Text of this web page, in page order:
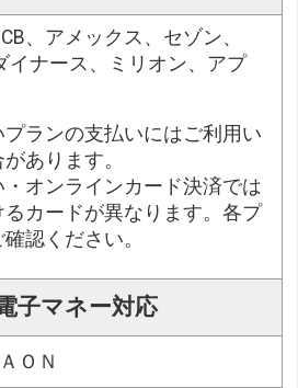
、アメックス、セゾン、
イナース、ミリオン、アプ
ランの支払いにはご利用い
あります。
・オンラインカード決済では
るカードが異なります。各プ
認ください。
子マネー対応
ＯＮ